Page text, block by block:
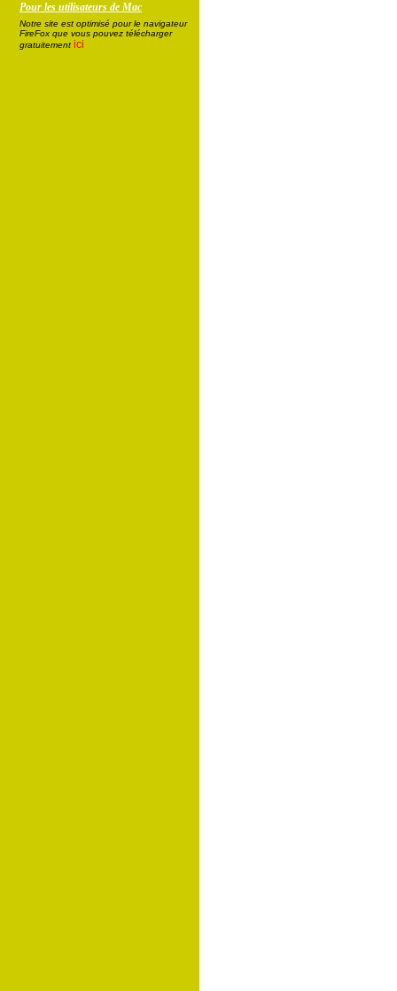
Pour les utilisateurs de Mac
Notre site est optimisé pour le navigateur
FireFox que vous pouvez télécharger
gratuitement ici